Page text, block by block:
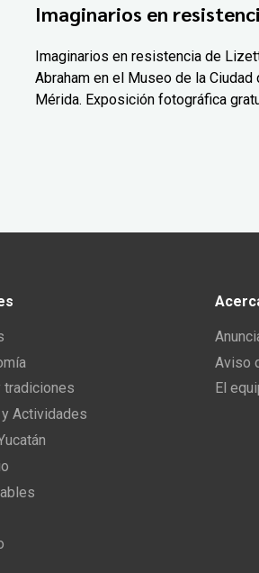
Imaginarios en
Imaginarios en resistencia de
Abraham en el Museo de la Ciudad
Mérida. Exposición fotográfica
tradiciones
Actividades
Aviso
El